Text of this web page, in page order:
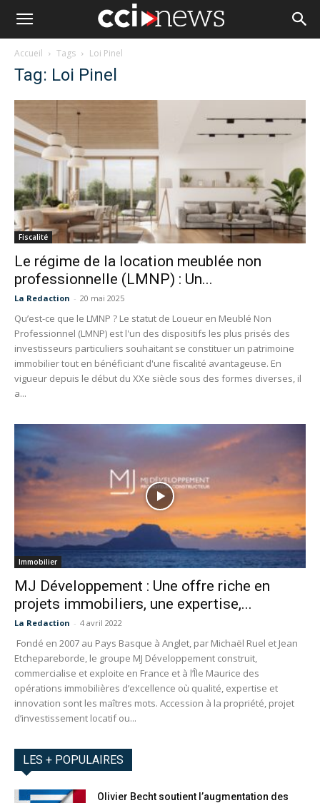
Accueil Tags Loi Pinel
Tag: Loi Pinel
Fiscalité
Le régime de la location meublée non
professionnelle (LMNP) : Un...
La Redaction - 20 mai 2025
Qu’est-ce que le LMNP ? Le statut de Loueur en Meublé Non
Professionnel (LMNP) est l'un des dispositifs les plus prisés des
investisseurs particuliers souhaitant se constituer un patrimoine
immobilier tout en bénéficiant d'une fiscalité avantageuse. En
vigueur depuis le début du XXe siècle sous des formes diverses, il
a...
Immobilier
MJ Développement : Une offre riche en
projets immobiliers, une expertise,...
La Redaction - 4 avril 2022
Fondé en 2007 au Pays Basque à Anglet, par Michaël Ruel et Jean
Etchepareborde, le groupe MJ Développement construit,
commercialise et exploite en France et à l’Île Maurice des
opérations immobilières d’excellence où qualité, expertise et
innovation sont les maîtres mots. Accession à la propriété, projet
d’investissement locatif ou...
LES + POPULAIRES
Olivier Becht soutient l’augmentation des